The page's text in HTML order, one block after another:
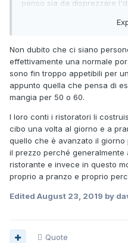
penso sia da disprezzare
riempiono questi posti.
non mangia poi chissà
costruiscono i loro conti i
Non dubito che ci siano
effettivamente una normale
sono fin troppo appetibili per
appunto quella che pensa di
mangia per 50 o 60.
I loro conti i ristoratori li
cibo una volta al giorno e a
quello che è avanzato il
il prezzo perché generalmente
ristorante e invece in questo
proprio a pranzo e proprio
Edited August 23, 2019 by
Quote